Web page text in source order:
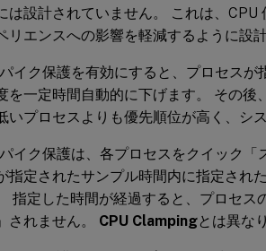
は設計されていません。 これは、
リエンスへの影響を軽減するように設
イク保護を有効にすると、プロセス
を一定時間自動的に下げます。 その
いプロセスよりも優先順位が高く、シ
イク保護は、各プロセスをクイック
指定されたサンプル時間内に指定され
指定した時間が経過すると、プロセ
されません。 CPU Clampingとは異な